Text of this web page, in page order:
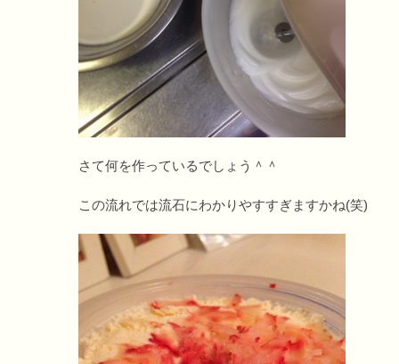
さて何を作っているでしょう＾＾
この流れでは流石にわかりやすすぎますかね(笑)